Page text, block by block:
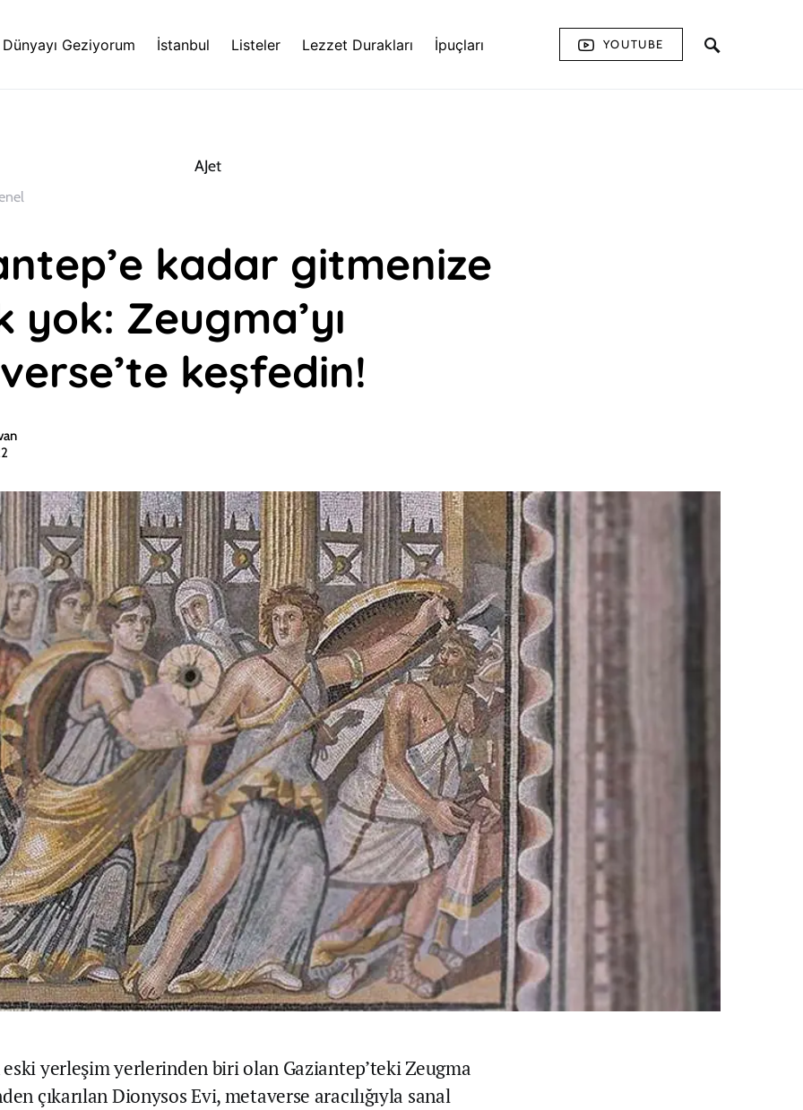
Dünyayı Geziyorum İstanbul Listeler Lezzet Durakları İpuçları YOUTUBE
kadar gitmenize
yok: Zeugma’yı
keşfedin!
eski yerleşim yerlerinden biri olan Gaziantep’teki Zeugma
çıkarılan Dionysos Evi, metaverse aracılığıyla sanal